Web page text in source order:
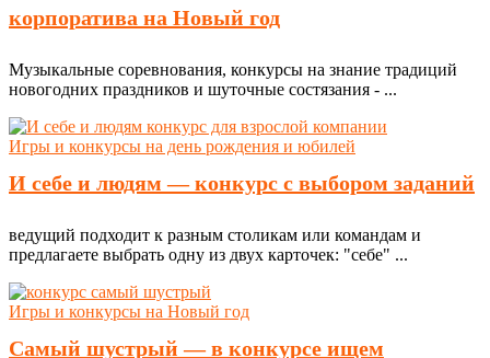
корпоратива на Новый год
Музыкальные соревнования, конкурсы на знание традиций
новогодних праздников и шуточные состязания - ...
Игры и конкурсы на день рождения и юбилей
И себе и людям — конкурс с выбором заданий
ведущий подходит к разным столикам или командам и
предлагаете выбрать одну из двух карточек: "себе" ...
Игры и конкурсы на Новый год
Самый шустрый — в конкурсе ищем